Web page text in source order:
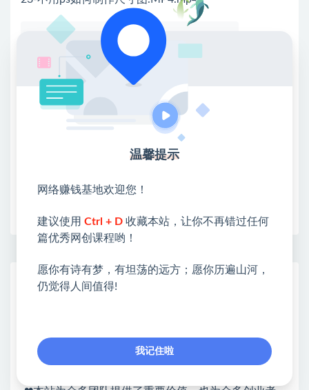
💖课程资料【免费】领取教程💖
①：点击右上角【 】三个点
②：选择【在浏览器打开】
③：点击右上方【登录】领取
限时活动：注册新用户赠送VIP
网赚基地简介
类&副业类，资源丰富 物超所值。
❤能助您：找项目 + 低成本创业 + 减少信息差 + 见识
温馨提示
网络赚钱基地欢迎您！
建议使用 Ctrl + D 收藏本站，让你不再错过任何
篇优秀网创课程哟！
愿你有诗有梦，有坦荡的远方；愿你历遍山河，
仍觉得人间值得!
我记住啦